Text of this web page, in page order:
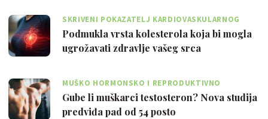
SKRIVENI POKAZATELJ KARDIOVASKULARNOG
RIZIKA
Podmukla vrsta kolesterola koja bi mogla
ugrožavati zdravlje vašeg srca
MUŠKO HORMONSKO I REPRODUKTIVNO
ZDRAVLJE
Gube li muškarci testosteron? Nova studija
predviđa pad od 54 posto